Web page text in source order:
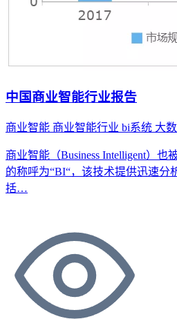
中国商业智能行业报告
商业智能 商业智能行业 bi系统 大
商业智能（Business Intelligent）
的称呼为“BI“，该技术提供迅速分
括…